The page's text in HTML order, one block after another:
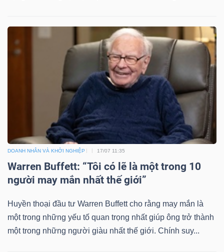
DOANH NHÂN VÀ KHỞI NGHIỆP 17/07 11:35
Warren Buffett: “Tôi có lẽ là một trong 10
người may mắn nhất thế giới”
Huyền thoại đầu tư Warren Buffett cho rằng may mắn là
một trong những yếu tố quan trọng nhất giúp ông trở thành
một trong những người giàu nhất thế giới. Chính suy...